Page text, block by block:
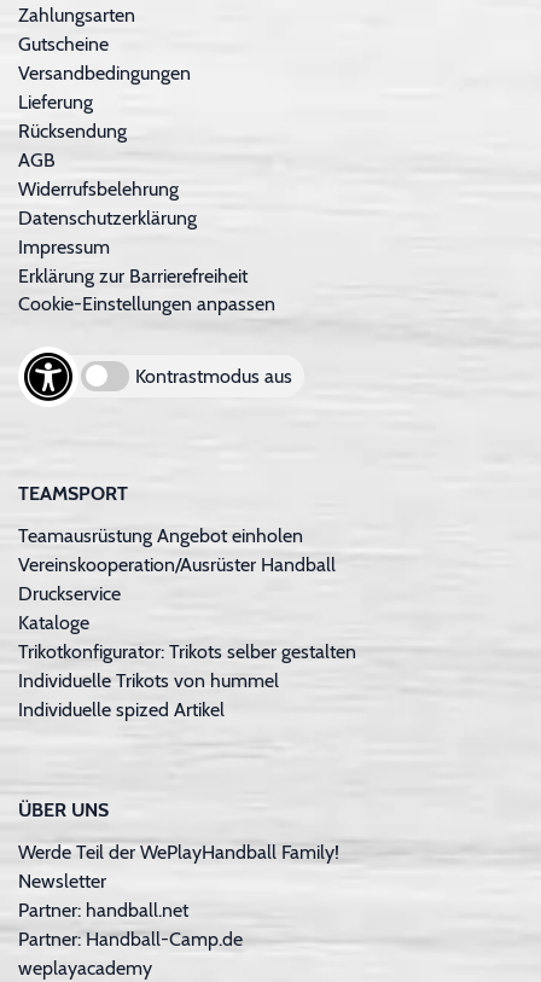
Zahlungsarten
Gutscheine
Versandbedingungen
Lieferung
Rücksendung
AGB
Widerrufsbelehrung
Datenschutzerklärung
Impressum
Erklärung zur Barrierefreiheit
Cookie-Einstellungen anpassen
Kontrastmodus aus
TEAMSPORT
Teamausrüstung Angebot einholen
Vereinskooperation/Ausrüster Handball
Druckservice
Kataloge
Trikotkonfigurator: Trikots selber gestalten
Individuelle Trikots von hummel
Individuelle spized Artikel
ÜBER UNS
Werde Teil der WePlayHandball Family!
Newsletter
Partner: handball.net
Partner: Handball-Camp.de
weplayacademy